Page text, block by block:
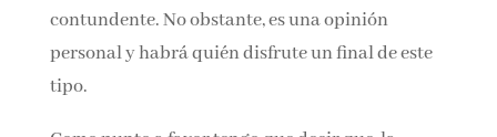
convencido el final, demasiado abierto para mi
gusto, quizá ajustándose a la historia pero que,
en mi opinión, dado que es una ficción, se podía